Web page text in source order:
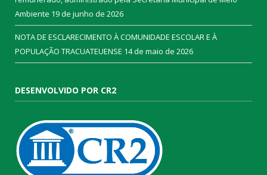
Ambiente 19 de junho de 2026
NOTA DE ESCLARECIMENTO À COMUNIDADE ESCOLAR E À
POPULAÇÃO TRACUATEUENSE 14 de maio de 2026
DESENVOLVIDO POR CR2